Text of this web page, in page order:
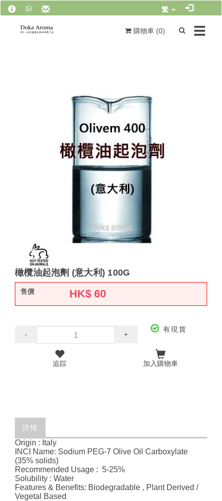
繁
Toggle
購物車 (0)
橄欖油起泡劑 (意大利) 100G
售價 HK$ 60
- +
有現貨
追踪 加入購物車
詳情
Origin : Italy
INCI Name: Sodium PEG-7 Olive Oil Carboxylate
(35% solids)
Recommended Usage : 5-25%
Solubility : Water
Features & Benefits: Biodegradable , Plant Derived /
Vegetal Based